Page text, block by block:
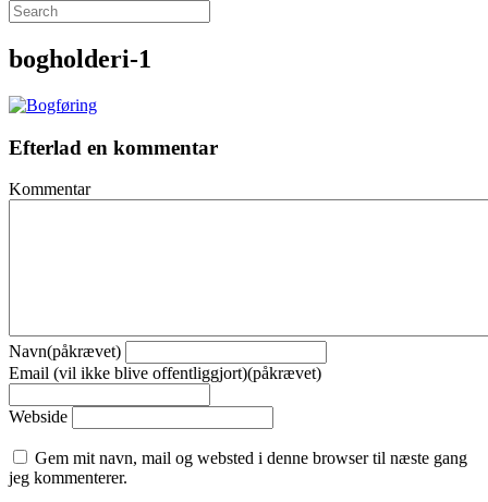
bogholderi-1
Efterlad en kommentar
Kommentar
Navn(påkrævet)
Email (vil ikke blive offentliggjort)(påkrævet)
Webside
Gem mit navn, mail og websted i denne browser til næste gang
jeg kommenterer.